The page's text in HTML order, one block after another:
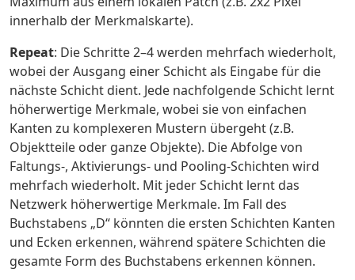
innerhalb der Merkmalskarte).
Repeat: Die Schritte 2–4 werden mehrfach wiederholt,
wobei der Ausgang einer Schicht als Eingabe für die
nächste Schicht dient. Jede nachfolgende Schicht lernt
höherwertige Merkmale, wobei sie von einfachen
Kanten zu komplexeren Mustern übergeht (z.B.
Objektteile oder ganze Objekte). Die Abfolge von
Faltungs-, Aktivierungs- und Pooling-Schichten wird
mehrfach wiederholt. Mit jeder Schicht lernt das
Netzwerk höherwertige Merkmale. Im Fall des
Buchstabens „D“ könnten die ersten Schichten Kanten
und Ecken erkennen, während spätere Schichten die
gesamte Form des Buchstabens erkennen können.